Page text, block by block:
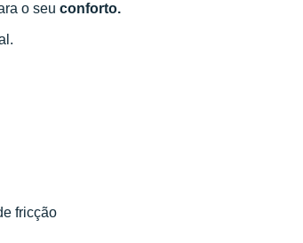
o seu conforto.
fricção